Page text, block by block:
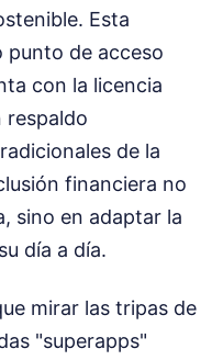
Esta
punto de acceso
con la licencia
respaldo
de la
financiera no
sino en adaptar la
día a día.
mirar las tripas de
"superapps"